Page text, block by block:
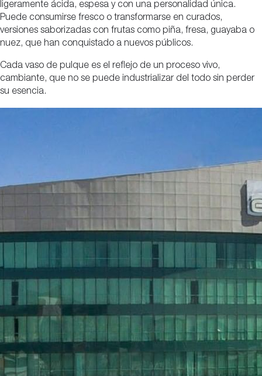
ligeramente ácida, espesa y con una personalidad única.
Puede consumirse fresco o transformarse en curados,
versiones saborizadas con frutas como piña, fresa, guayaba o
nuez, que han conquistado a nuevos públicos.
Cada vaso de pulque es el reflejo de un proceso vivo,
cambiante, que no se puede industrializar del todo sin perder
su esencia.